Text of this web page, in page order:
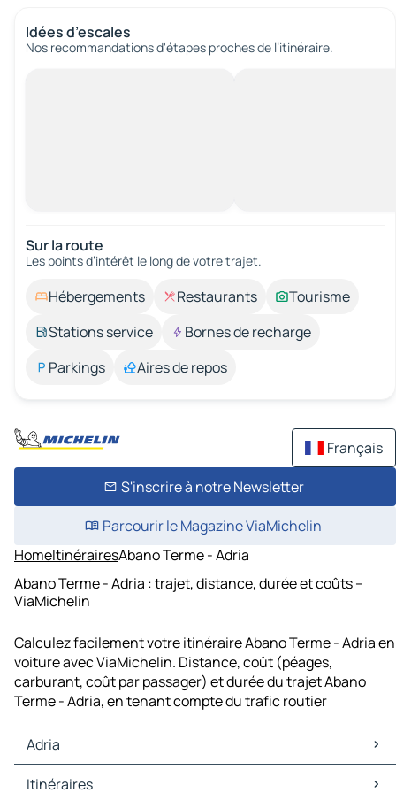
Idées d’escales
Nos recommandations d'étapes proches de l’itinéraire.
Sur la route
Les points d’intérêt le long de votre trajet.
Hébergements Restaurants
Tourisme
Stations service
Bornes de recharge
Parkings
Aires de repos
Français
S'inscrire à notre Newsletter
Parcourir le Magazine ViaMichelin
HomeItinérairesAbano Terme - Adria
Abano Terme - Adria : trajet, distance, durée et coûts –
ViaMichelin
Calculez facilement votre itinéraire Abano Terme - Adria en
voiture avec ViaMichelin. Distance, coût (péages,
carburant, coût par passager) et durée du trajet Abano
Terme - Adria, en tenant compte du trafic routier
Adria
Adria Cartes et plans
Itinéraires